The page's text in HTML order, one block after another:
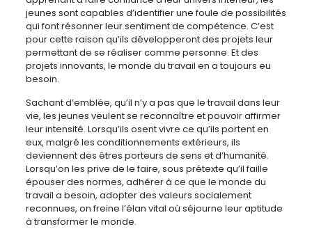
jeunes sont capables d’identifier une foule de possibilités
qui font résonner leur sentiment de compétence. C’est
pour cette raison qu’ils développeront des projets leur
permettant de se réaliser comme personne. Et des
projets innovants, le monde du travail en a toujours eu
besoin.
Sachant d’emblée, qu’il n’y a pas que le travail dans leur
vie, les jeunes veulent se reconnaître et pouvoir affirmer
leur intensité. Lorsqu’ils osent vivre ce qu’ils portent en
eux, malgré les conditionnements extérieurs, ils
deviennent des êtres porteurs de sens et d’humanité.
Lorsqu’on les prive de le faire, sous prétexte qu’il faille
épouser des normes, adhérer à ce que le monde du
travail a besoin, adopter des valeurs socialement
reconnues, on freine l’élan vital où séjourne leur aptitude
à transformer le monde.